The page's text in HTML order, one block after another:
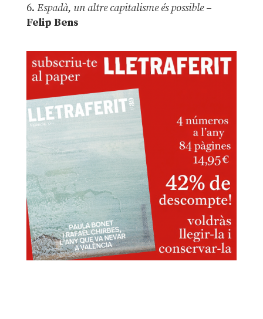
6. Espadà, un altre capitalisme és possible –
Felip Bens